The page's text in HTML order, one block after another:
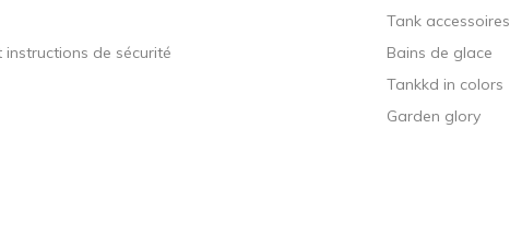
de sécurité
Tank accessoires
Bains de glace
Tankkd in colors
Garden glory